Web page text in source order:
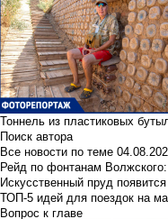
Тоннель из пластиковых
Поиск автора
Все новости по теме
Рейд по фонтанам
Искусственный пруд
ТОП-5 идей для поездок на
Вопрос к главе